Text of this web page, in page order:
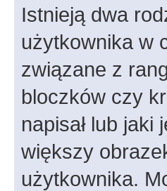
Istnieją dwa
użytkownika w
związane z
bloczków czy
napisał lub
większy
użytkownika.